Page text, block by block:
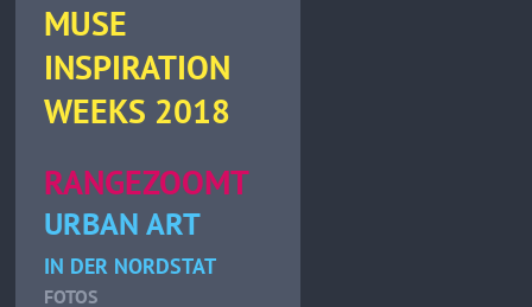
MUSE
INSPIRATION
WEEKS 2018
RANGEZOOMT
URBAN ART
IN DER NORDSTAT
FOTOS